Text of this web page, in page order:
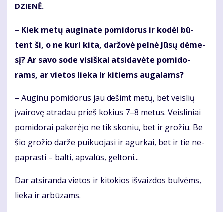
DZIE­NĖ.
– Kiek me­tų au­gi­na­te po­mi­do­rus ir ko­dėl bū­
tent ši, o ne ku­ri ki­ta, dar­žo­vė pel­nė Jū­sų dė­me­
sį? Ar sa­vo so­de vi­siš­kai at­si­da­vė­te po­mi­do­
rams, ar vie­tos lie­ka ir ki­tiems au­ga­lams?
– Au­gi­nu po­mi­do­rus jau de­šimt me­tų, bet veis­lių
įvai­ro­vę at­ra­dau prieš ko­kius 7–8 me­tus. Veis­li­niai
po­mi­do­rai pa­ke­rė­jo ne tik sko­niu, bet ir gro­žiu. Be
šio gro­žio dar­že pui­kuo­ja­si ir agur­kai, bet ir tie ne­
pa­pras­ti – bal­ti, ap­va­lūs, gel­to­ni...
Dar at­si­ran­da vie­tos ir ki­to­kios iš­vaiz­dos bul­vėms,
lie­ka ir ar­bū­zams.